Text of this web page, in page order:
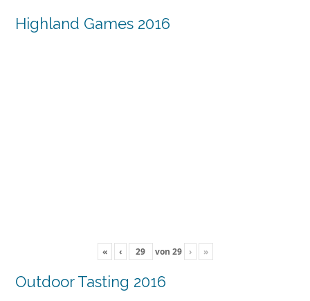
Highland Games 2016
« ‹ von 29 › »
Outdoor Tasting 2016